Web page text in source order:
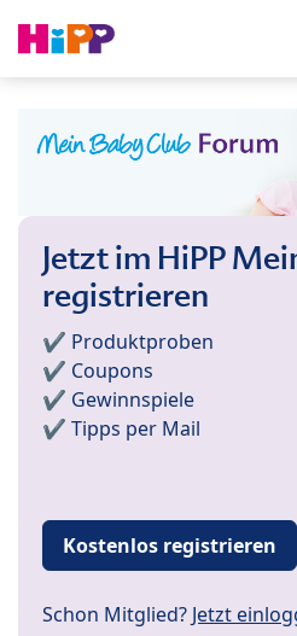
Jetzt im HiPP
registrieren
✔️ Produktproben
✔️ Coupons
✔️ Gewinnspiele
✔️ Tipps per Mail
Kostenlos registrieren
Schon Mitglied? Jetzt